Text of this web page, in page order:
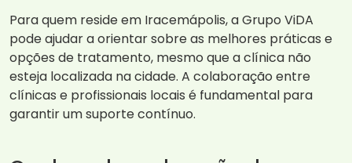
Para quem reside em Iracemápolis, a Grupo ViDA
pode ajudar a orientar sobre as melhores práticas e
opções de tratamento, mesmo que a clínica não
esteja localizada na cidade. A colaboração entre
clínicas e profissionais locais é fundamental para
garantir um suporte contínuo.